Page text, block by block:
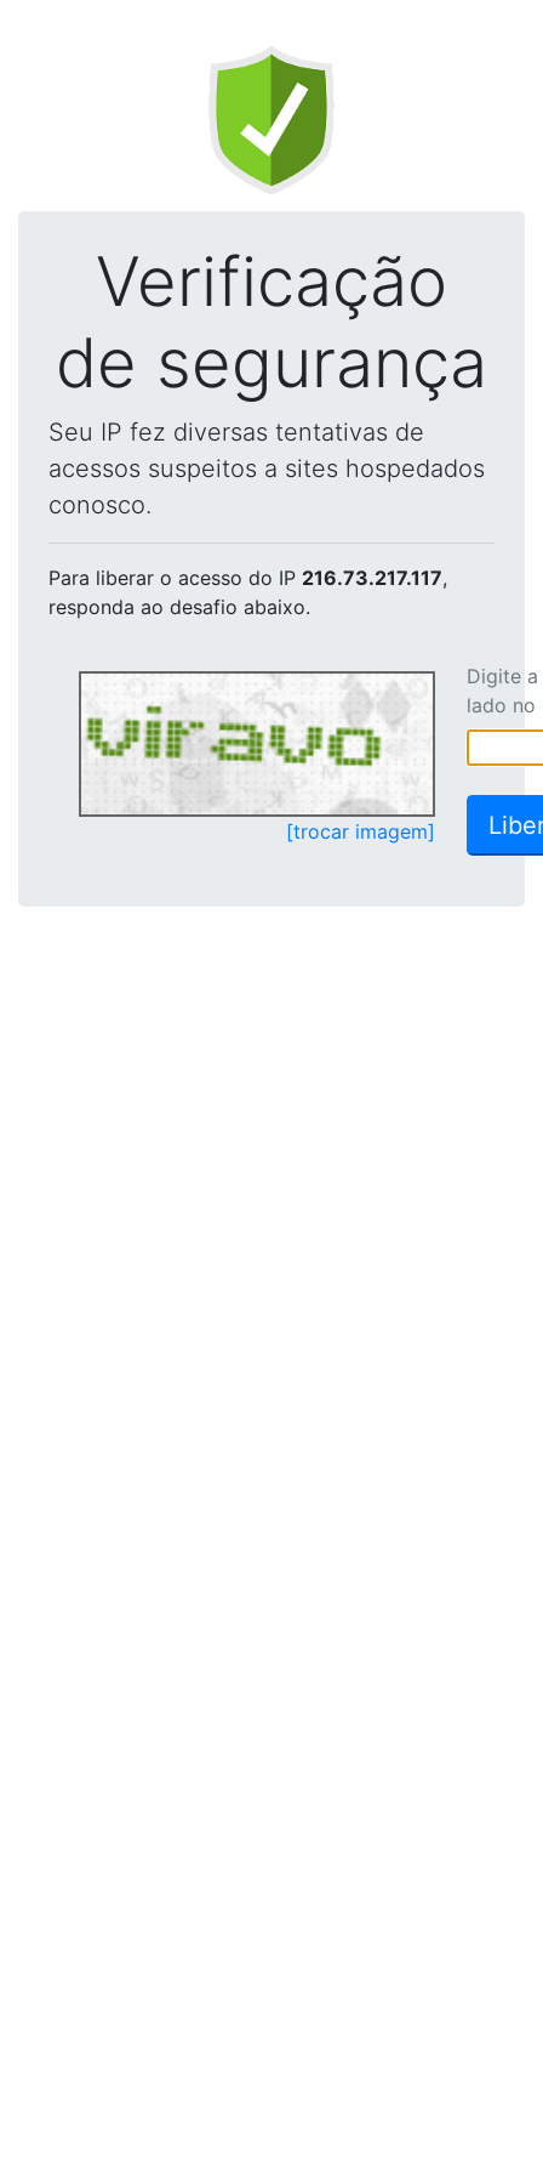
Verificação
de segurança
Seu IP fez diversas tentativas de
acessos suspeitos a sites hospedados
conosco.
Para liberar o acesso do IP 216.73.217.117,
responda ao desafio abaixo.
[trocar imagem]
Digite
lado no